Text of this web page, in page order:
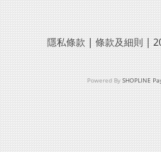
隱私條款 | 條款及細則 |
Powered By SHOPLINE